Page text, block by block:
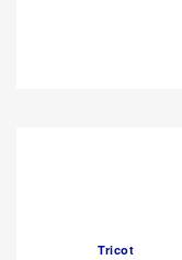
Tricot